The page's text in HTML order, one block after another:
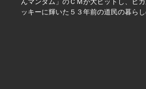
ッキーに輝いた５３年前の道民の暮ら